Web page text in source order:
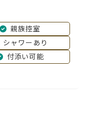
親族控室
シャワーあり
付添い可能